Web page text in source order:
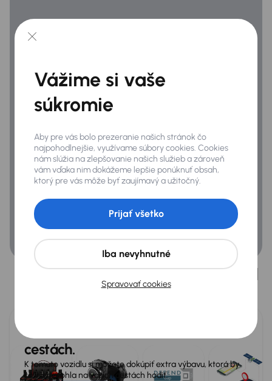
ESP
Všeobecné
Polokožené sedačky
USB
Viac než len nákup auta
Získajte istotu bezpečného nákupu, transparentnú históriu a
cestách.
K tomuto vozidlu si môžete dokúpiť extra výbavu, ktorá by
sa vám mohla na vašich cestách hodiť.
Vážime si vaše
súkromie
Aby pre vás bolo prezeranie našich stránok čo
najpohodlnejšie, využívame súbory cookies. Cookies
nám slúžia na zlepšovanie našich služieb a zároveň
vám vďaka nim dokážeme lepšie ponúknuť obsah,
ktorý pre vás môže byť zaujímavý a užitočný.
Spravovať cookies
Iba nevyhnutné
Prijať všetko